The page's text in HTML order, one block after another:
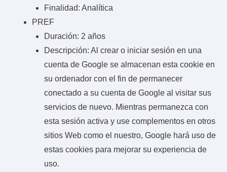
Finalidad: Analítica
PREF
Duración: 2 años
Descripción: Al crear o iniciar sesión en una
cuenta de Google se almacenan esta cookie en
su ordenador con el fin de permanecer
conectado a su cuenta de Google al visitar sus
servicios de nuevo. Mientras permanezca con
esta sesión activa y use complementos en otros
sitios Web como el nuestro, Google hará uso de
estas cookies para mejorar su experiencia de
uso.